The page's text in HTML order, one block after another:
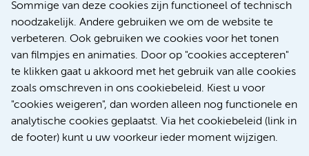
Sommige van deze cookies zijn functioneel of technisch
noodzakelijk. Andere gebruiken we om de website te
verbeteren. Ook gebruiken we cookies voor het tonen
van filmpjes en animaties. Door op "cookies accepteren"
te klikken gaat u akkoord met het gebruik van alle cookies
zoals omschreven in ons cookiebeleid. Kiest u voor
"cookies weigeren", dan worden alleen nog functionele en
analytische cookies geplaatst. Via het cookiebeleid (link in
de footer) kunt u uw voorkeur ieder moment wijzigen.
voor patiënten met alvleesklierkanker verbeteren
Meer